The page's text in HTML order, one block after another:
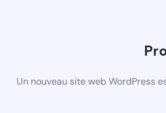
Un nouveau site web WordPress